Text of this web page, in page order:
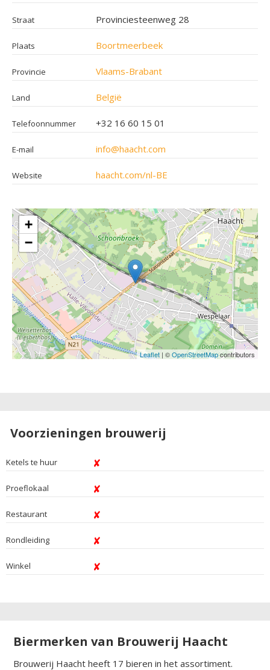
Straat Provinciesteenweg 28
Plaats Boortmeerbeek
Provincie Vlaams-Brabant
Land België
Telefoonnummer +32 16 60 15 01
E-mail info@haacht.com
Website haacht.com/nl-BE
+
−
Leaflet | ©OpenStreetMapcontributors
Voorzieningen brouwerij
Ketels te huur
Proeflokaal
Restaurant
Rondleiding
Winkel
Biermerken van Brouwerij Haacht
Brouwerij Haacht heeft 17 bieren in het assortiment.